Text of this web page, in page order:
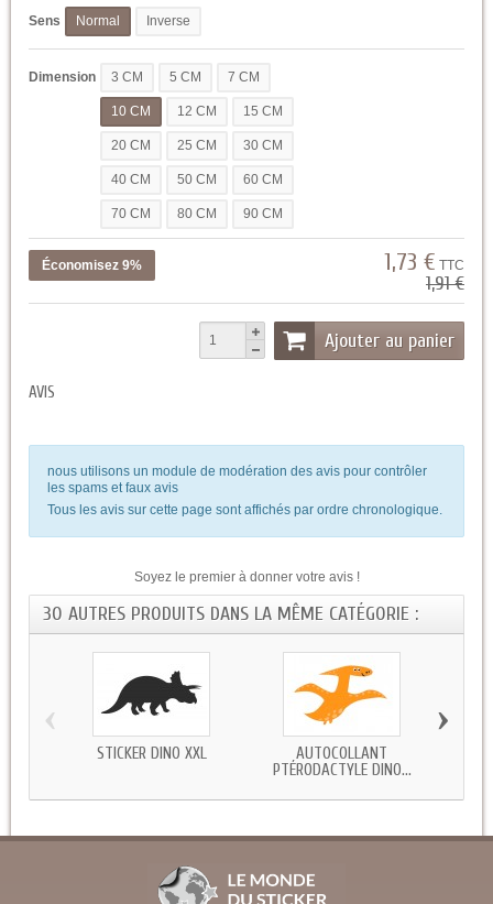
Sens Normal Inverse
Dimension 3 CM 5 CM 7 CM
10 CM 12 CM 15 CM
20 CM 25 CM 30 CM
40 CM 50 CM 60 CM
70 CM 80 CM 90 CM
Économisez 9% 1,73 € TTC
1,91 €
Ajouter au panier
AVIS
nous utilisons un module de modération des avis pour contrôler
les spams et faux avis
Tous les avis sur cette page sont affichés par ordre chronologique.
Soyez le premier à donner votre avis !
30 AUTRES PRODUITS DANS LA MÊME CATÉGORIE :
STICKER DINO XXL
AUTOCOLLANT
PTÉRODACTYLE DINO...
‹ ›